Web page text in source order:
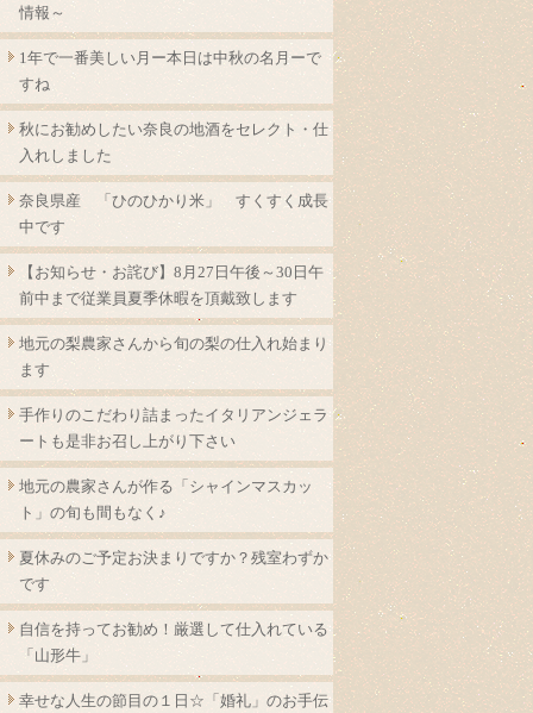
情報～
1年で一番美しい月ー本日は中秋の名月ーで
すね
秋にお勧めしたい奈良の地酒をセレクト・仕
入れしました
奈良県産 「ひのひかり米」 すくすく成長
中です
【お知らせ・お詫び】8月27日午後～30日午
前中まで従業員夏季休暇を頂戴致します
地元の梨農家さんから旬の梨の仕入れ始まり
ます
手作りのこだわり詰まったイタリアンジェラ
ートも是非お召し上がり下さい
地元の農家さんが作る「シャインマスカッ
ト」の旬も間もなく♪
夏休みのご予定お決まりですか？残室わずか
です
自信を持ってお勧め！厳選して仕入れている
「山形牛」
幸せな人生の節目の１日☆「婚礼」のお手伝